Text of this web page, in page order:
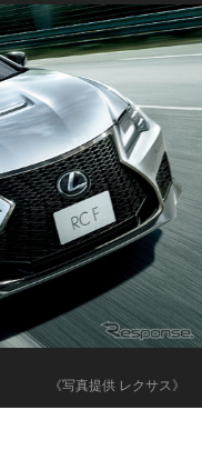
《写真提供 レクサス》